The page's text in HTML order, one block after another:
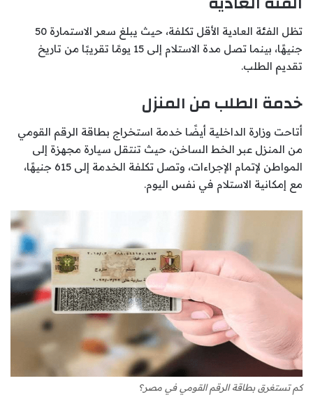
تظل الفئة العادية الأقل تكلفة، حيث يبلغ سعر الاستمارة 50
جنيهًا، بينما تصل مدة الاستلام إلى 15 يومًا تقريبًا من تاريخ
تقديم الطلب.
خدمة الطلب من المنزل
أتاحت وزارة الداخلية أيضًا خدمة استخراج بطاقة الرقم القومي
من المنزل عبر الخط الساخن، حيث تنتقل سيارة مجهزة إلى
المواطن لإتمام الإجراءات، وتصل تكلفة الخدمة إلى 615 جنيهًا،
مع إمكانية الاستلام في نفس اليوم.
كم تستغرق بطاقة الرقم القومي في مصر؟